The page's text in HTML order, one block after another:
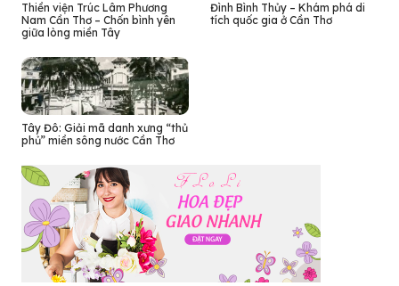
Thiền viện Trúc Lâm Phương
Nam Cần Thơ – Chốn bình yên
giữa lòng miền Tây
Đình Bình Thủy – Khám phá di
tích quốc gia ở Cần Thơ
Tây Đô: Giải mã danh xưng “thủ
phủ” miền sông nước Cần Thơ